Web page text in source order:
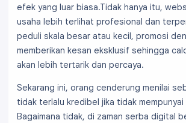
efek yang luar biasa.Tidak hanya itu,
usaha lebih terlihat profesional dan
peduli skala besar atau kecil, promosi
memberikan kesan eksklusif sehingga
akan lebih tertarik dan percaya.
Sekarang ini, orang cenderung menilai
tidak terlalu kredibel jika tidak
Bagaimana tidak, di zaman serba digital